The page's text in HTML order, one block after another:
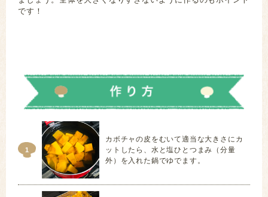
です！
1
カボチャの皮をむいて適当な大きさにカ
ットしたら、水と塩ひとつまみ（分量
外）を入れた鍋でゆでます。